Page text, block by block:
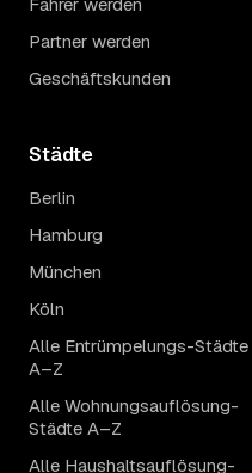
Partner werden
Geschäftskunden
Städte
Berlin
Hamburg
München
Köln
Alle Entrümpelungs-Städte
A–Z
Alle Wohnungsauflösung-
Städte A–Z
Alle Haushaltsauflösung-